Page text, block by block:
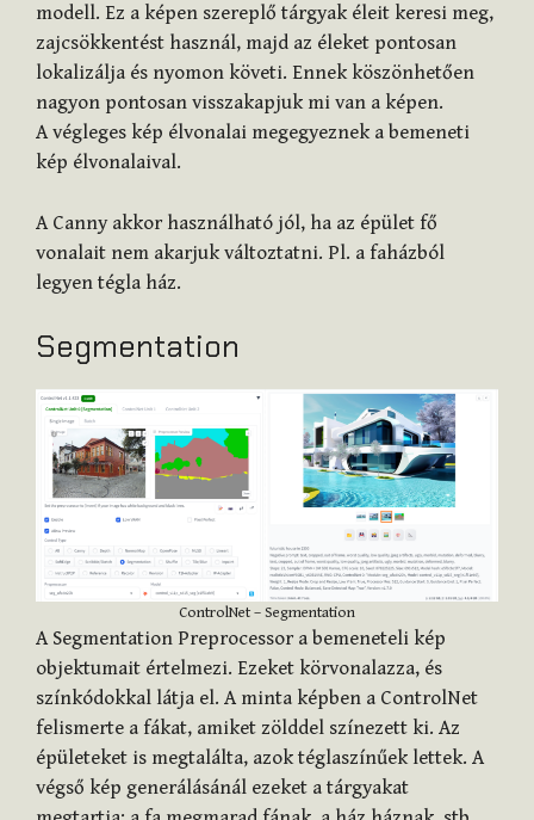
modell. Ez a képen szereplő tárgyak éleit keresi meg,
zajcsökkentést használ, majd az éleket pontosan
lokalizálja és nyomon követi. Ennek köszönhetően
nagyon pontosan visszakapjuk mi van a képen.
A végleges kép élvonalai megegyeznek a bemeneti
kép élvonalaival.
A Canny akkor használható jól, ha az épület fő
vonalait nem akarjuk változtatni. Pl. a faházból
legyen tégla ház.
Segmentation
ControlNet – Segmentation
A Segmentation Preprocessor a bemeneteli kép
objektumait értelmezi. Ezeket körvonalazza, és
színkódokkal látja el. A minta képben a ControlNet
felismerte a fákat, amiket zölddel színezett ki. Az
épületeket is megtalálta, azok téglaszínűek lettek. A
végső kép generálásánál ezeket a tárgyakat